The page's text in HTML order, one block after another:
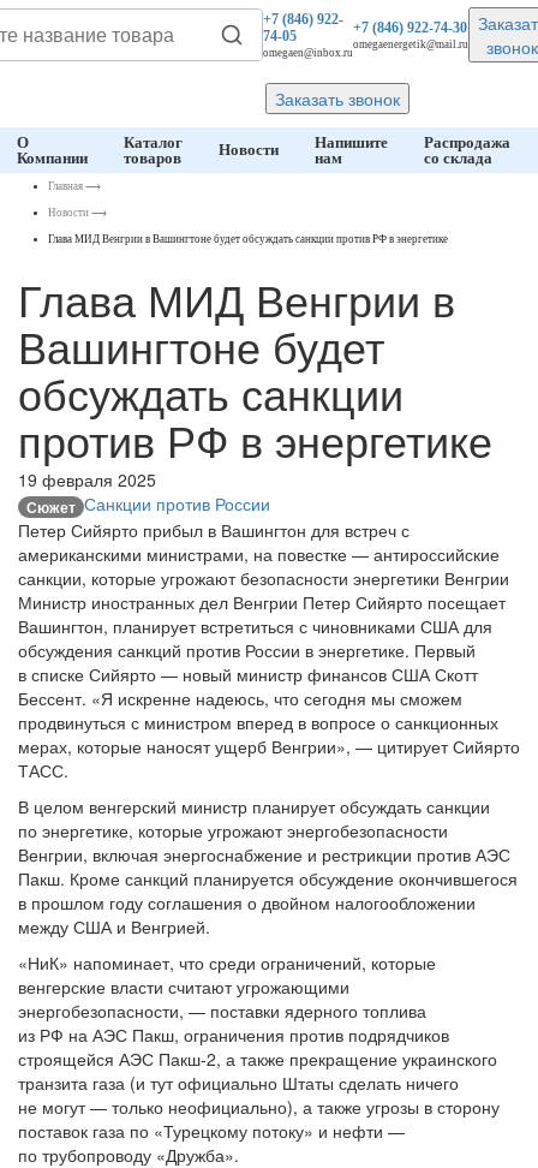
+7 (846)922-
74-05
omegaen@inbox.ru
+7 (846)922-74-30
omegaenergetik@mail.ru
звонок
Заказать звонок
О
Компании
Каталог
товаров
Новости
Напишите
нам
Распродажа
со склада
Главная ⟶
Новости ⟶
Глава МИД Венгрии в Вашингтоне будет обсуждать санкции против РФ в энергетике
Глава МИД Венгрии в
Вашингтоне будет
обсуждать санкции
против РФ в энергетике
19 февраля 2025
Сюжет Санкции против России
Петер Сийярто прибыл в Вашингтон для встреч с
американскими министрами, на повестке — антироссийские
санкции, которые угрожают безопасности энергетики Венгрии
Министр иностранных дел Венгрии Петер Сийярто посещает
Вашингтон, планирует встретиться с чиновниками США для
обсуждения санкций против России в энергетике. Первый
в списке Сийярто — новый министр финансов США Скотт
Бессент. «Я искренне надеюсь, что сегодня мы сможем
продвинуться с министром вперед в вопросе о санкционных
мерах, которые наносят ущерб Венгрии», — цитирует Сийярто
ТАСС.
В целом венгерский министр планирует обсуждать санкции
по энергетике, которые угрожают энергобезопасности
Венгрии, включая энергоснабжение и рестрикции против АЭС
Пакш. Кроме санкций планируется обсуждение окончившегося
в прошлом году соглашения о двойном налогообложении
между США и Венгрией.
«НиК» напоминает, что среди ограничений, которые
венгерские власти считают угрожающими
энергобезопасности, — поставки ядерного топлива
из РФ на АЭС Пакш, ограничения против подрядчиков
строящейся АЭС Пакш-2, а также прекращение украинского
транзита газа (и тут официально Штаты сделать ничего
не могут — только неофициально), а также угрозы в сторону
поставок газа по «Турецкому потоку» и нефти —
по трубопроводу «Дружба».